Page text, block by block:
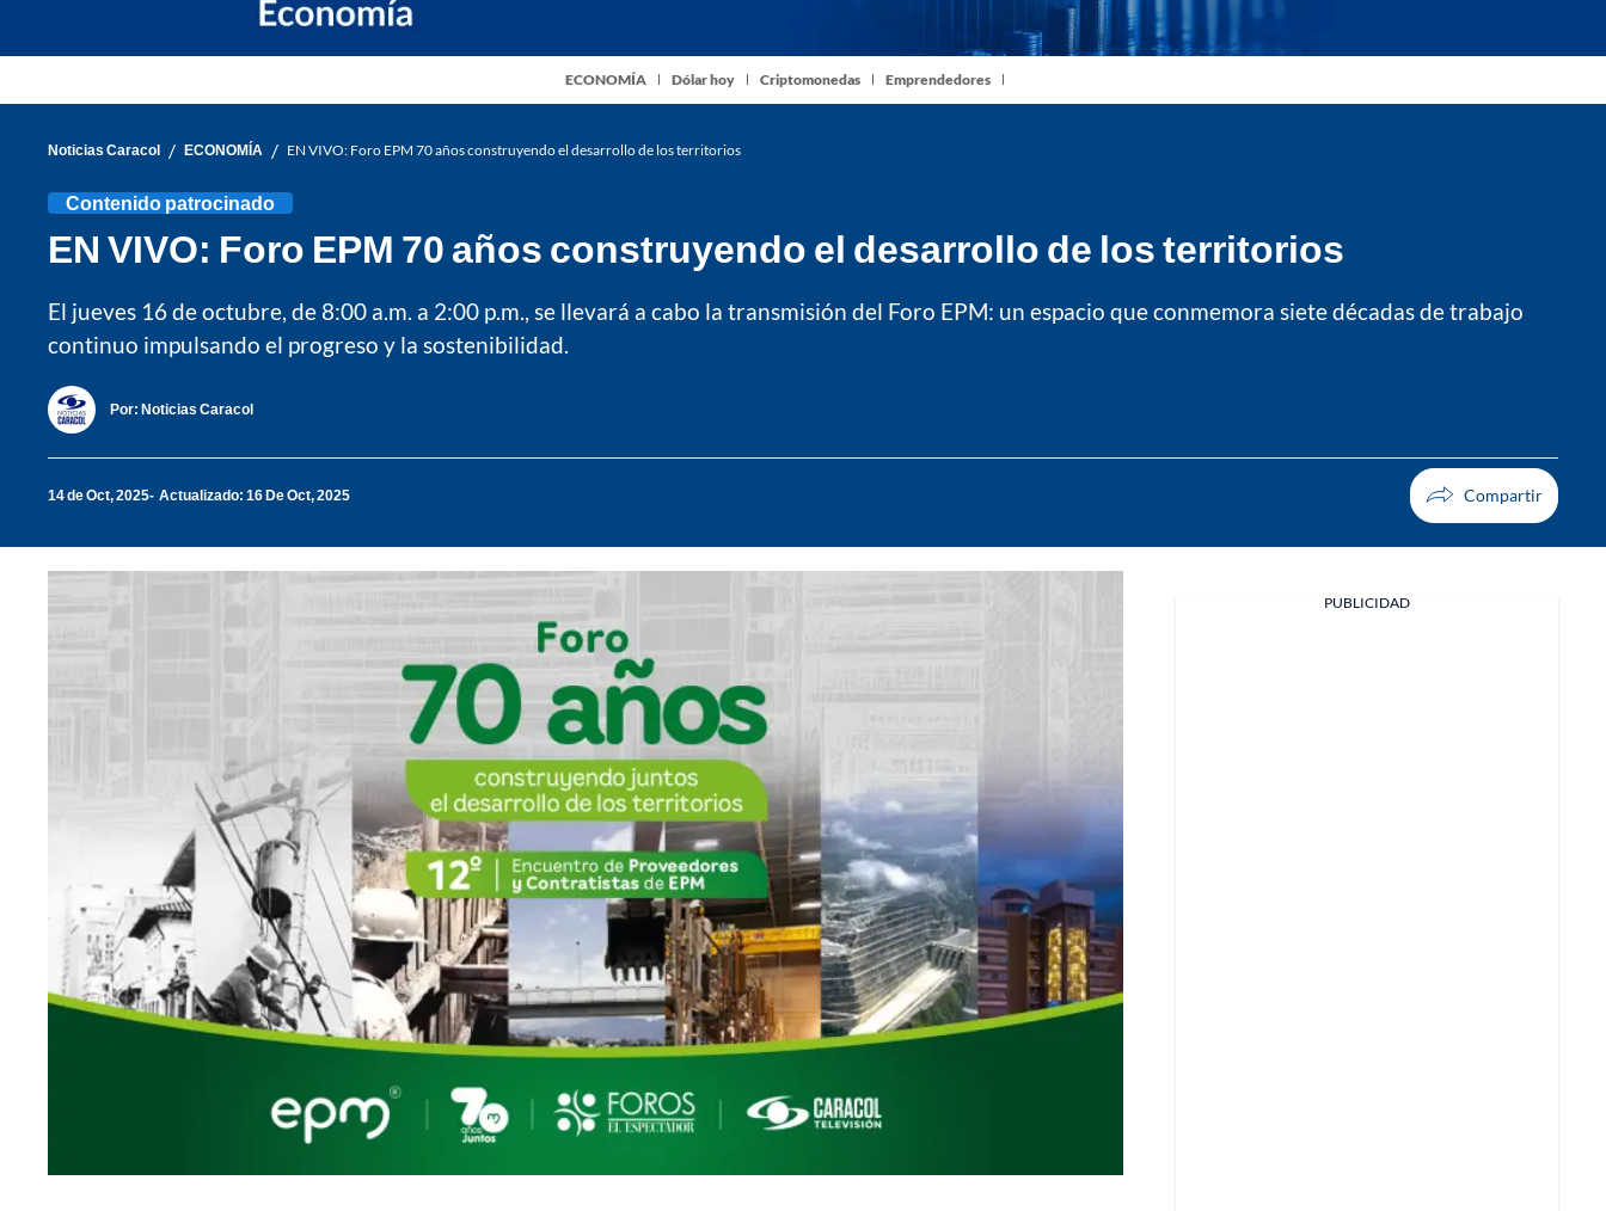
ECONOMÍA Dólar hoy Criptomonedas Emprendedores
Noticias Caracol / ECONOMÍA / EN VIVO: Foro EPM 70 años construyendo el desarrollo de los territorios
Contenido patrocinado
EN VIVO: Foro EPM 70 años construyendo el desarrollo de los territorios
El jueves 16 de octubre, de 8:00 a.m. a 2:00 p.m., se llevará a cabo la transmisión del Foro EPM: un espacio que conmemora siete décadas de trabajo
continuo impulsando el progreso y la sostenibilidad.
Por: Noticias Caracol
14 de Oct, 2025 Actualizado: 16 De Oct, 2025
PUBLICIDAD